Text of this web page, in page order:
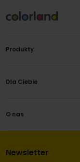
Produkty
Dla Ciebie
O nas
Newsletter